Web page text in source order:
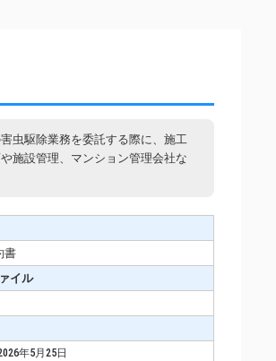
虫駆除業務を委託する際に、施工
施設管理、マンション管理会社な
書
イル
年5月25日